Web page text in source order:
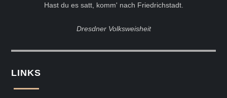
Hast du es satt, komm' nach Friedrichstadt.
Dresdner Volksweisheit
LINKS